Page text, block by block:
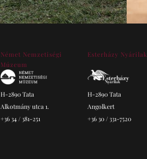
Német Nemzetiségi
Múzeum
H-2890 Tata
Alkotmány utca 1.
+36 34 / 381-251
Esterházy Nyárilak
H-2890 Tata
Angolkert
+36 30 / 331-7520